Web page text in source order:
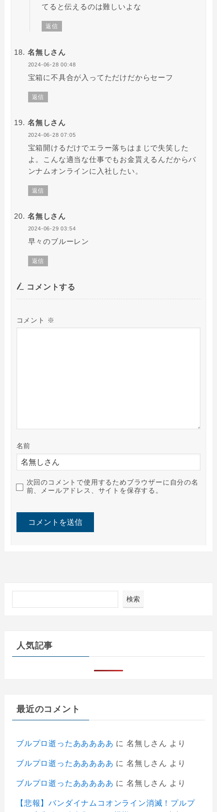
てると伝えるのは難しいよな
返信
名無しさん
2024-06-28 00:48
宝箱に不具合が入ってただけだからセーフ
返信
名無しさん
2024-06-28 07:05
宝箱開けるだけでエラー落ちはまじで失笑した
よ。こんな適当な仕事でもお金貰えるんだからバ
ンナムオンラインに入社したい。
返信
名無しさん
2024-06-29 03:54
早々のブルーレン
返信
コメントする
コメント ※
名前
次回のコメントで使用するためブラウザーに自分の名
前、メールアドレス、サイトを保存する。
検索
人気記事
最近のコメント
ブルプロ逝ったあああああ に 名無しさん より
ブルプロ逝ったあああああ に 名無しさん より
ブルプロ逝ったあああああ に 名無しさん より
【悲報】バンダイナムコオンライン消滅！プルプ